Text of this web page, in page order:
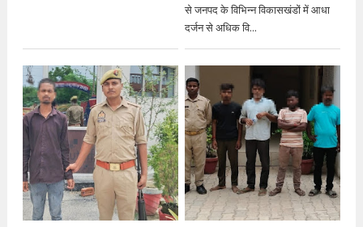
से जनपद के विभिन्न विकासखंडों में आधा
दर्जन से अधिक वि...